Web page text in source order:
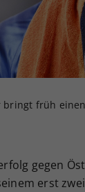
bringt früh
gegen
erst